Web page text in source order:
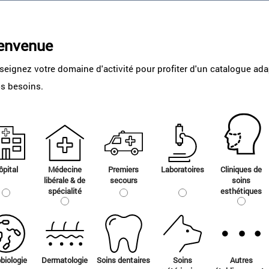
votre domaine d'activité pour profiter d'un catalogue
besoins.
Médecine
libérale & de
spécialité
Premiers
secours
Laboratoires
Cliniques de
soins
esthétiques
Dermatologie Soins dentaires
Soins
Autres
magistrales
d'une AMM
Gaz à
usage
médical
Gaz techniques
Gaz de calibration
Gaz industriels
Gaz laboratoire
Gamme pharmaceutique
Gamme culture cellulaire / incubateur
Haute